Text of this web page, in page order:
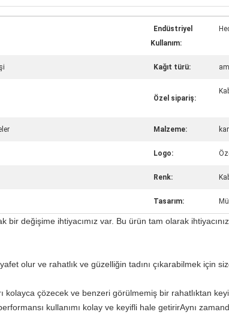
Endüstriyel
Kullanım:
Kağıt türü:
Özel sipariş:
Malzeme:
Logo:
Renk:
Tasarım:
bir değişime ihtiyacımız var. Bu ürün tam olarak
olur ve rahatlık ve güzelliğin tadını çıkarabilmek için
çözecek ve benzeri görülmemiş bir rahatlıktan
kullanımı kolay ve keyifli hale getirirAynı